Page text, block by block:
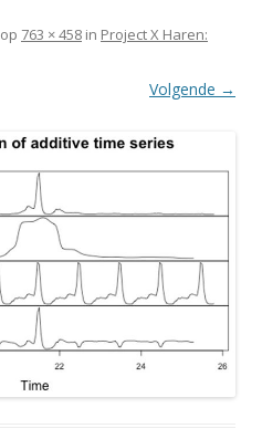
op 763 × 458 in Project X Haren:
Volgende →